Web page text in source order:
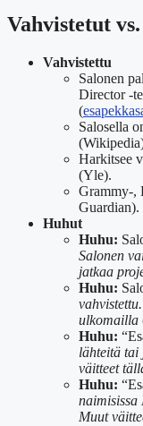
Vahvistetut
Vahvistettu
Salonen
Director -
(
Salosella
Harkitsee
(Yle).
Grammy-,
Guardian).
Huhut
Huhu:
Salonen
jatkaa
Huhu:
ulkomailla
Huhu:
lähteitä tai
väitteet
Huhu:
naimisissa
Muut